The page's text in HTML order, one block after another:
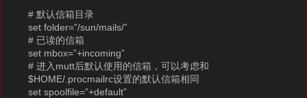
# 默认信箱目录
set folder=”/sun/mails/”
# 已读的信箱
set mbox=”+incoming”
# 进入mutt后默认使用的信箱，可以考虑和
$HOME/.procmailrc设置的默认信箱相同
set spoolfile=”+default”